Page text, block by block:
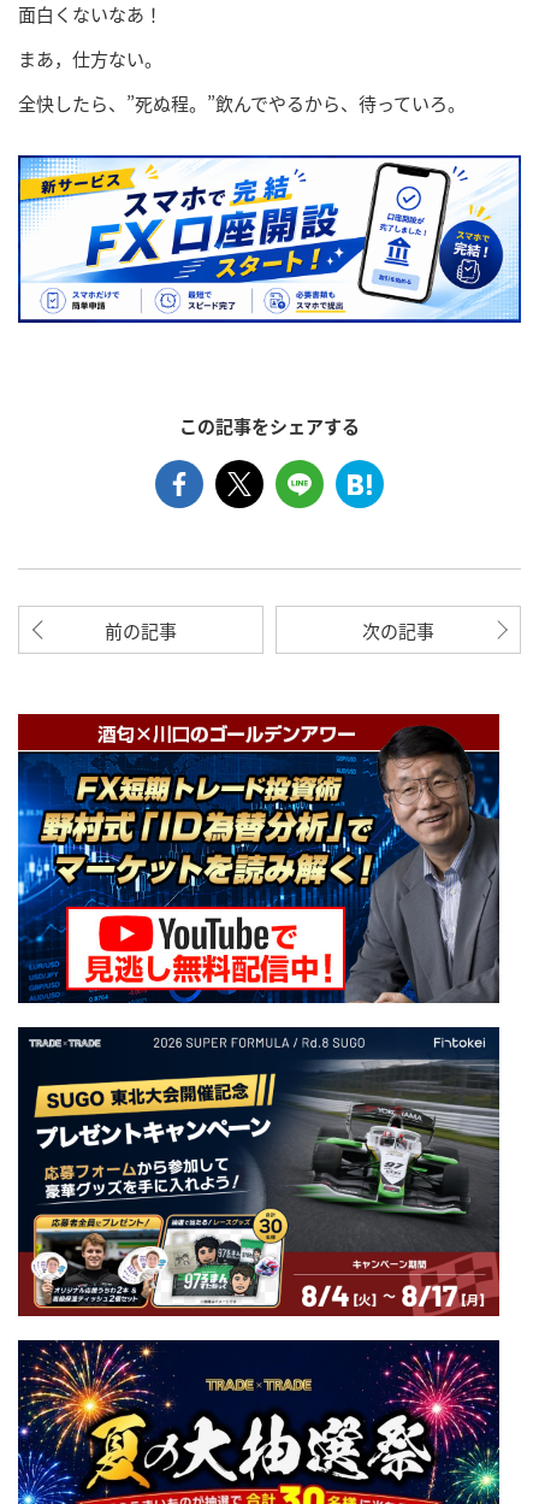
面白くないなあ！
まあ，仕方ない。
全快したら、”死ぬ程。”飲んでやるから、待っていろ。
この記事をシェアする
前の記事 次の記事